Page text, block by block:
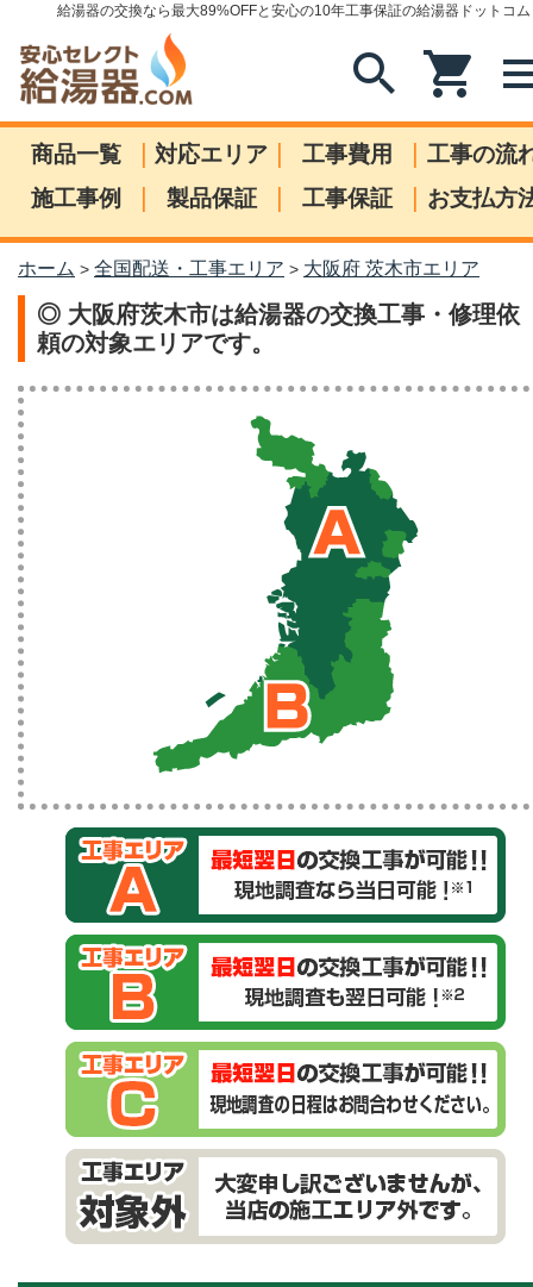
給湯器の交換なら最大89%OFFと安心の10年工事保証の給湯器ドットコム
search shopping_cart
商品一覧 | 対応エリア | 工事費用 | 工事の流
施工事例
| 製品保証 | 工事保証 | お支払方
ホーム > 全国配送・工事エリア > 大阪府 茨木市エリア
◎ 大阪府茨木市は給湯器の交換工事・修理依
頼の対象エリアです。